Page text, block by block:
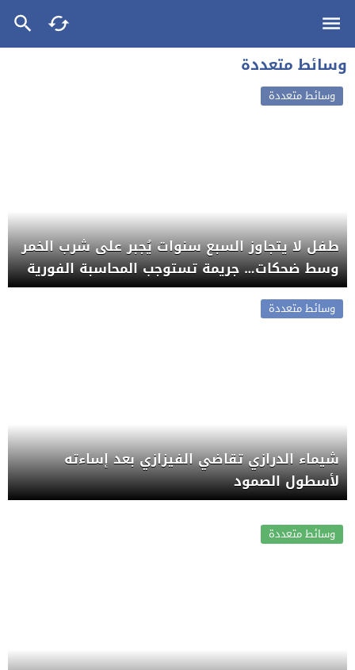
وسائط متعددة
وسائط متعددة
طفل لا يتجاوز السبع سنوات يُجبر على شرب الخمر
وسط ضحكات… جريمة تستوجب المحاسبة الفورية
وسائط متعددة
شيماء الدرازي تقاضي الفيزازي بعد إساءته
لأسطول الصمود
وسائط متعددة